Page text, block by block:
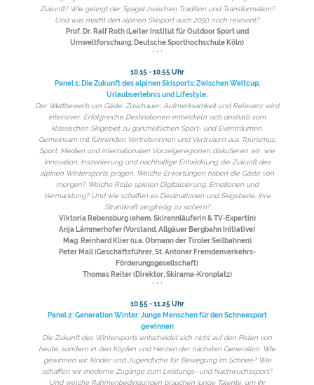
Zukunft? Wie gelingt der Spagat zwischen Tradition und Transformation?
Und was macht den alpinen Skisport auch 2050 noch relevant?
Prof. Dr. Ralf Roth (Leiter Institut für Outdoor Sport und
Umweltforschung, Deutsche Sporthochschule Köln)
* * *
10.15 - 10.55 Uhr
Panel 1: Die Zukunft des alpinen Skisports: Zwischen Weltcup,
Urlaubserlebnis und Lifestyle.
Der Wettbewerb um Gäste, Zuschauer, Aufmerksamkeit und Relevanz wird
intensiver. Erfolgreiche Destinationen entwickeln sich deshalb vom
klassischen Skigebiet zu ganzheitlichen Sport- und Eventräumen.
Gemeinsam mit führenden Vertreterinnen und Vertretern aus Tourismus,
Sport, Medien und internationalen Vorzeigeregionen diskutieren wir, wie
Innovation, Inszenierung und nachhaltige Entwicklung die Zukunft des
alpinen Wintersports prägen. Welche Erwartungen haben die Gäste von
morgen? Welche Rolle spielen Digitalisierung, Emotionen und
Vermarktung? Und wie schaffen es Destinationen und Skigebiete, ihre
Strahlkraft langfristig zu sichern?
Viktoria Rebensburg (ehem. Skirennläuferin & TV-Expertin)
Anja Lämmerhofer (Vorstand, Allgäuer Bergbahn Initiative)
Mag. Reinhard Klier (u.a. Obmann der Tiroler Seilbahnen)
Peter Mall (Geschäftsführer, St. Antoner Fremdenverkehrs-
Förderungsgesellschaft)
Thomas Reiter (Direktor, Skirama-Kronplatz)
* * *
10.55 - 11.25 Uhr
Panel 2: Generation Winter: Junge Menschen für den Schneesport
gewinnen
Die Zukunft des Wintersports entscheidet sich nicht auf den Pisten von
heute, sondern in den Köpfen und Herzen der nächsten Generation. Wie
gewinnen wir Kinder und Jugendliche für Bewegung im Schnee? Wie
schaffen wir moderne Zugänge zum Leistungs- und Nachwuchssport?
Und welche Rahmenbedingungen brauchen junge Talente, um ihr